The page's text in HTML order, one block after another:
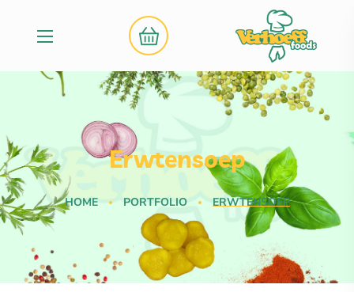
Erwtensoep
HOME PORTFOLIO ERWTENSOEP